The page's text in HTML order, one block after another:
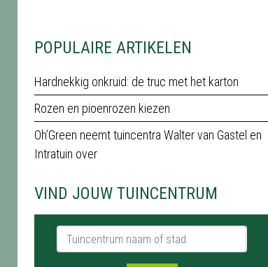
POPULAIRE ARTIKELEN
Hardnekkig onkruid: de truc met het karton
Rozen en pioenrozen kiezen
Oh’Green neemt tuincentra Walter van Gastel en
Intratuin over
VIND JOUW TUINCENTRUM
Tuincentrum naam of stad